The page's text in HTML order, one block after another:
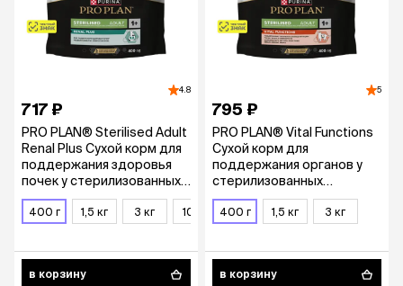
4.8
717 ₽
PRO PLAN® Sterilised Adult
Renal Plus Сухой корм для
поддержания здоровья
почек у стерилизованных
кошек, с кроликом, 400 гр.
400 г 1,5 кг 3 кг 10 кг
в корзину
5
795 ₽
PRO PLAN® Vital Functions
Cухой корм для
поддержания органов у
стерилизованных
взрослых кошек, с
лососем, 400 гр.
400 г 1,5 кг 3 кг
в корзину